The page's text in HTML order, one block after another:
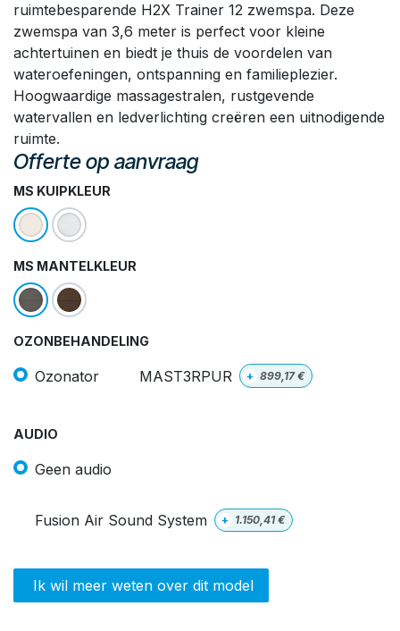
ruimtebesparende H2X Trainer 12 zwemspa. Deze
zwemspa van 3,6 meter is perfect voor kleine
achtertuinen en biedt je thuis de voordelen van
wateroefeningen, ontspanning en familieplezier.
Hoogwaardige massagestralen, rustgevende
watervallen en ledverlichting creëren een uitnodigende
ruimte.
Offerte op aanvraag
MS KUIPKLEUR
MS MANTELKLEUR
OZONBEHANDELING
Ozonator MAST3RPUR + 899,17€
AUDIO
Geen audio
Fusion Air Sound System + 1.150,41€
Ik wil meer weten over dit model